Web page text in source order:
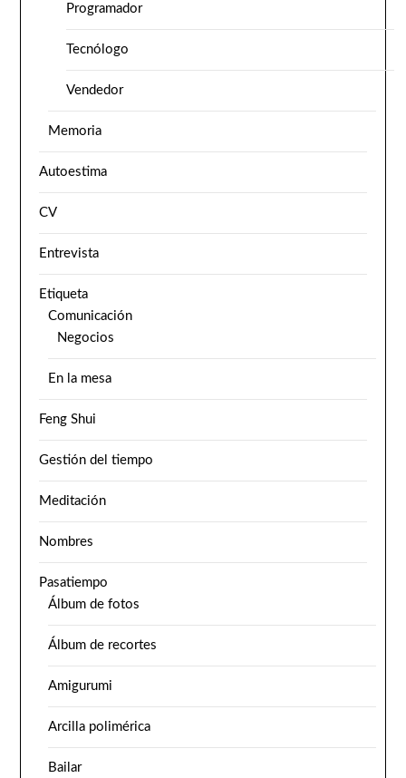
Programador
Tecnólogo
Vendedor
Memoria
Autoestima
CV
Entrevista
Etiqueta
Comunicación
Negocios
En la mesa
Feng Shui
Gestión del tiempo
Meditación
Nombres
Pasatiempo
Álbum de fotos
Álbum de recortes
Amigurumi
Arcilla polimérica
Bailar